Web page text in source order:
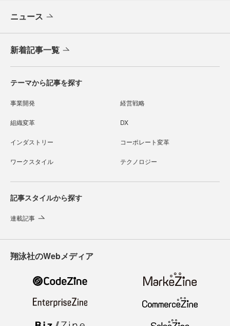
ニュース
新着記事一覧
テーマから記事を探す
事業開発 経営戦略
組織変革 DX
インダストリー コーポレート変革
ワークスタイル テクノロジー
記事スタイルから探す
連載記事
翔泳社のWebメディア